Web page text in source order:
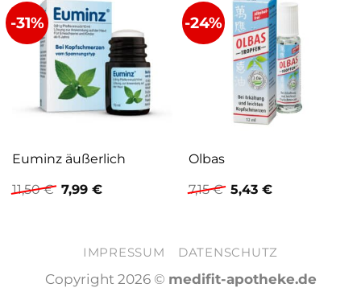
-31%
Euminz äußerlich
11,50€ Ursprünglicher
Preis
7,99 €Aktueller
-24%
Olbas
7,15€ Ursprünglicher
Preis
5,43 €Aktueller
IMPRESSUM DATENSCHUTZ
Copyright 2026 © medifit-apotheke.de